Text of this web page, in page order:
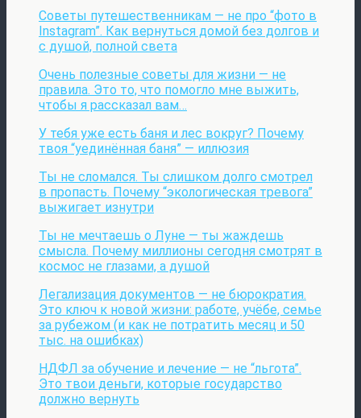
Советы путешественникам — не про “фото в
Instagram”. Как вернуться домой без долгов и
с душой, полной света
Очень полезные советы для жизни — не
правила. Это то, что помогло мне выжить,
чтобы я рассказал вам…
У тебя уже есть баня и лес вокруг? Почему
твоя “уединённая баня” — иллюзия
Ты не сломался. Ты слишком долго смотрел
в пропасть. Почему “экологическая тревога”
выжигает изнутри
Ты не мечтаешь о Луне — ты жаждешь
смысла. Почему миллионы сегодня смотрят в
космос не глазами, а душой
Легализация документов — не бюрократия.
Это ключ к новой жизни: работе, учёбе, семье
за рубежом (и как не потратить месяц и 50
тыс. на ошибках)
НДФЛ за обучение и лечение — не “льгота”.
Это твои деньги, которые государство
должно вернуть